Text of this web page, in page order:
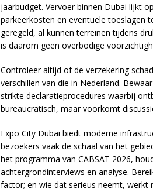
jaarbudget. Vervoer binnen Dubai lijkt
parkeerkosten en eventuele toeslagen
geregeld, al kunnen terreinen tijdens
is daarom geen overbodige
Controleer altijd of de verzekering
verschillen van die in Nederland.
strikte declaratieprocedures waarbij
bureaucratisch, maar voorkomt
Expo City Dubai biedt moderne
bezoekers vaak de schaal van het
het programma van CABSAT 2026,
achtergrondinterviews en analyse.
factor; en wie dat serieus neemt,